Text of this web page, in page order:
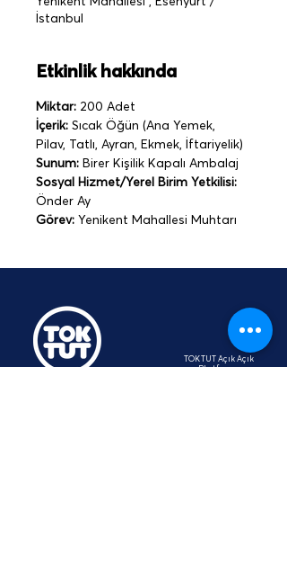
İstanbul
Etkinlik hakkında
Miktar: 200 Adet
İçerik: Sıcak Öğün (Ana Yemek,
Pilav, Tatlı, Ayran, Ekmek, İftariyelik)
Sunum: Birer Kişilik Kapalı Ambalaj
Sosyal Hizmet/Yerel Birim Yetkilisi:
Önder Ay
Görev: Yenikent Mahallesi Muhtarı
TOKTUT Açık Açık
Platformu